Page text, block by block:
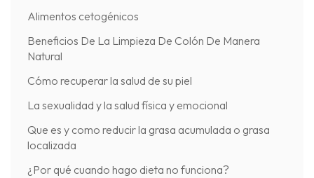
Alimentos cetogénicos
Beneficios De La Limpieza De Colón De Manera
Natural
Cómo recuperar la salud de su piel
La sexualidad y la salud física y emocional
Que es y como reducir la grasa acumulada o grasa
localizada
¿Por qué cuando hago dieta no funciona?